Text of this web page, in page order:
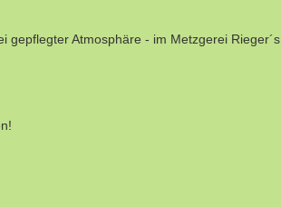
gepflegter Atmosphäre - im Metzgerei Rieger´s